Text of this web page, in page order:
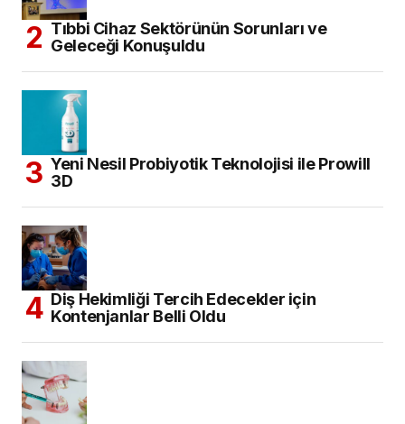
Tıbbi Cihaz Sektörünün Sorunları ve
Geleceği Konuşuldu
Yeni Nesil Probiyotik Teknolojisi ile Prowill
3D
Diş Hekimliği Tercih Edecekler için
Kontenjanlar Belli Oldu